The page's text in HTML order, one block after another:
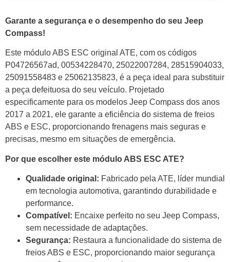
Garante a segurança e o desempenho do seu Jeep
Compass!
Este módulo ABS ESC original ATE, com os códigos
P04726567ad, 00534228470, 25022007284, 28515904033,
25091558483 e 25062135823, é a peça ideal para substituir
a peça defeituosa do seu veículo. Projetado
especificamente para os modelos Jeep Compass dos anos
2017 a 2021, ele garante a eficiência do sistema de freios
ABS e ESC, proporcionando frenagens mais seguras e
precisas, mesmo em situações de emergência.
Por que escolher este módulo ABS ESC ATE?
Qualidade original: Fabricado pela ATE, líder mundial
em tecnologia automotiva, garantindo durabilidade e
performance.
Compatível: Encaixe perfeito no seu Jeep Compass,
sem necessidade de adaptações.
Segurança: Restaura a funcionalidade do sistema de
freios ABS e ESC, proporcionando maior segurança